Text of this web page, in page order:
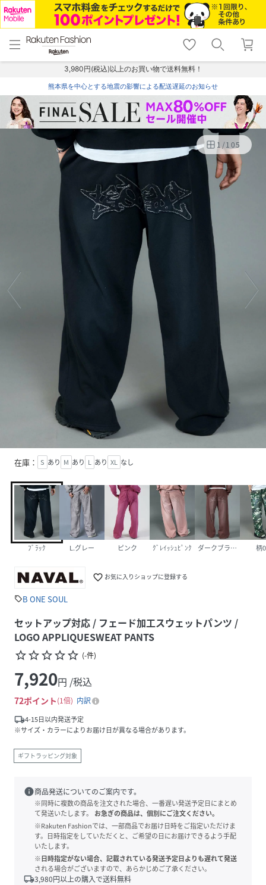
menu home
トップ
shopping_cart lock_outline
ログイン
3,980円(税込)以上のお買い物で送料無料！
熊本県を中心とする地震の影響による配送遅延のお知らせ
1 /105
在庫： S あり M あり L あり XL なし
ﾌﾞﾗｯｸ L.グレー ピンク ｸﾞﾚｲｯｼｭﾋﾟﾝｸ ダークブラウン 柄
favorite_border お気に入りショップに登録する
sellB ONE SOUL
セットアップ対応 / フェード加工スウェットパンツ /
LOGO APPLIQUESWEAT PANTS
star_borderstar_borderstar_borderstar_borderstar_border (-件)
7,920円 /税込
72ポイント 1倍
内訳
local_shipping4-15日以内発送予定
※サイズ・カラーによりお届け日が異なる場合があります。
ギフトラッピング対象
info商品発送についてのご案内です。
※同時に複数の商品を注文された場合、一番遅い発送予定日にまとめ
て発送いたします。
お急ぎの商品は、個別にご注文ください。
※Rakuten Fashionでは、一部商品でお届け日時をご指定いただけま
す。日時指定をしていただくと、ご希望の日にお届けできるよう手配
いたします。
※日時指定がない場合、記載されている発送予定日よりも遅れて発送
される場合がございますので、あらかじめご了承ください。
local_shipping3,980円以上の購入で送料無料